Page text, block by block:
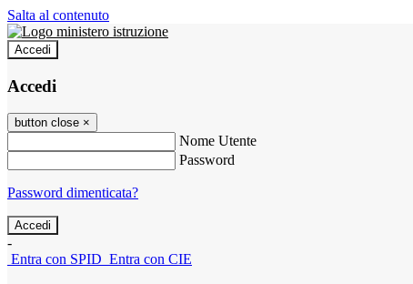
Salta al contenuto
Accedi
Accedi
button close ×
Nome Utente
Password
Password dimenticata?
-
Entra con SPID Entra con CIE